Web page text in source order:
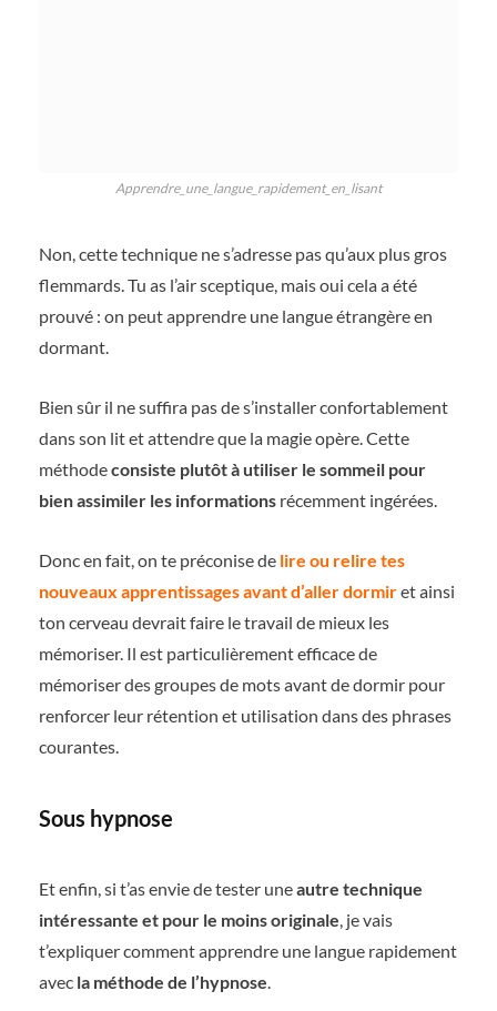
Apprendre_une_langue_rapidement_en_lisant
Non, cette technique ne s’adresse pas qu’aux plus gros
flemmards. Tu as l’air sceptique, mais oui cela a été
prouvé : on peut apprendre une langue étrangère en
dormant.
Bien sûr il ne suffira pas de s’installer confortablement
dans son lit et attendre que la magie opère. Cette
méthodeconsiste plutôt à utiliser le sommeil pour
bien assimiler les informations récemment ingérées.
Donc en fait, on te préconise de lire ou relire tes
nouveaux apprentissages avant d’aller dormiret ainsi
ton cerveau devrait faire le travail de mieux les
mémoriser. Il est particulièrement efficace de
mémoriser des groupes de mots avant de dormir pour
renforcer leur rétention et utilisation dans des phrases
courantes.
Sous hypnose
Et enfin, si t’as envie de tester uneautre technique
intéressante et pour le moins originale , je vais
t’expliquer comment apprendre une langue rapidement
avec la méthode de l’hypnose